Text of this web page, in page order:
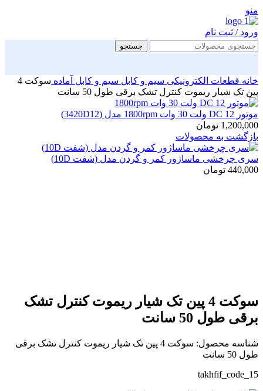
منو
ورود / ثبت نام
جستجو
خانه قطعات الکترونیکی سیم و کابل سیم و کابل آماده
سوکت 4
پین تک شیار ریموت کنترل تشک برقی طول 50 سانت
موتور DC 12 ولت 30 وات 1800rpm مدل (3420D12)
1,200,000 تومان
بازگشت به محصولات
سری چرخشی ماساژور کمر و گردن مدل (شفت 10D)
440,000 تومان
سوکت 4 پین تک شیار ریموت کنترل تشک
برقی طول 50 سانت
شناسه محصول:
سوکت 4 پین تک شیار ریموت کنترل تشک برقی
طول 50 سانت
takhfif_code_15